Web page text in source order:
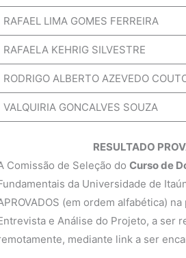
RAFAEL LIMA GOMES FERREIRA
RAFAELA KEHRIG SILVESTRE
RODRIGO ALBERTO AZEVEDO
VALQUIRIA GONCALVES SOUZA
RESULTADO
Comissão de Seleção doCurso de
da Universidade de
(em ordem alfabética)
e Análise do Projeto, a ser
mediante link a ser